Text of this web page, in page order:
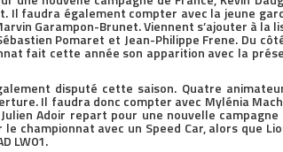
Il faudra également compter avec la jeune
Garampon-Brunet. Viennent s’ajouter à la
Pomaret et Jean-Philippe Frene. Du
fait cette année son apparition avec la
disputé cette saison. Quatre
Il faudra donc compter avec Mylénia
Adoir repart pour une nouvelle campagne
championnat avec un Speed Car, alors que
LW01.